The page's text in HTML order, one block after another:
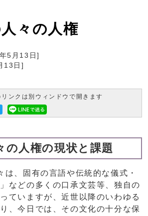
々の人権
5月13日]
13日 ]
ンクは別ウィンドウで開きます
の人権の現状と課題
、固有の言語や伝統的な儀式・
などの多くの口承文芸等、独自の
ていますが、近世以降のいわゆる
、今日では、その文化の十分な保